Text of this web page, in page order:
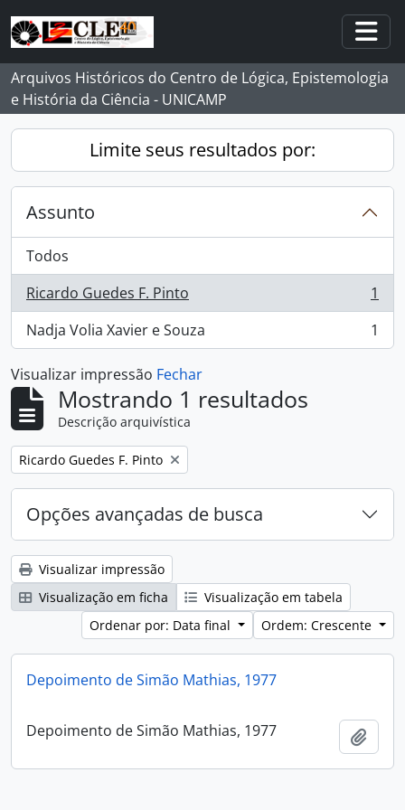
Skip to main content
Arquivos Históricos do Centro de Lógica, Epistemologia
e História da Ciência - UNICAMP
Limite seus resultados por:
Assunto
Todos
Ricardo Guedes F. Pinto
, 1 resultados
1
Nadja Volia Xavier e Souza
, 1 resultados 1
Visualizar impressão Fechar
Mostrando 1 resultados
Descrição arquivística
Remover filtro:
Ricardo Guedes F. Pinto
Opções avançadas de busca
Visualizar impressão
Visualização em ficha
Visualização em tabela
Ordenar por: Data final
Ordem: Crescente
Depoimento de Simão Mathias, 1977
Depoimento de Simão Mathias, 1977